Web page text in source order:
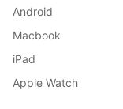
Android
Macbook
iPad
Apple Watch